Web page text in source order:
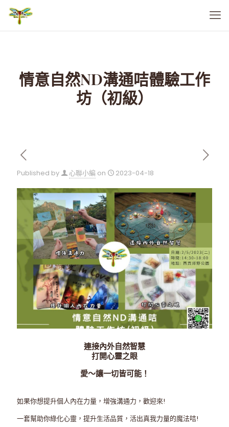
情意自然ND溝通咭體驗工作
坊（初級）
Published by 心聯小編 on 2023-04-18
連接內外自然智慧
打開心靈之眼
愛～讓一切皆可能！
如果你想提升個人內在力量，增強溝通力，歡迎來!
一套幫助你綠化心靈，提升生活品質，活出真我力量的魔法咭!